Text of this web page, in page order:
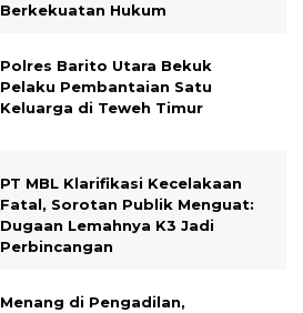
Berkekuatan Hukum
Polres Barito Utara Bekuk
Pelaku Pembantaian Satu
Keluarga di Teweh Timur
PT MBL Klarifikasi Kecelakaan
Fatal, Sorotan Publik Menguat:
Dugaan Lemahnya K3 Jadi
Perbincangan
Menang di Pengadilan,